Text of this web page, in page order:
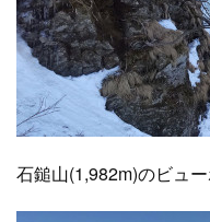
石鎚山(1,982m)のビュ